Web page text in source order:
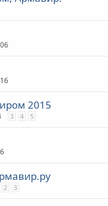
2015
3 4 5
2 3